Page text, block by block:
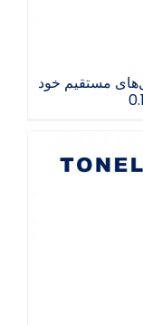
مستقیم خود